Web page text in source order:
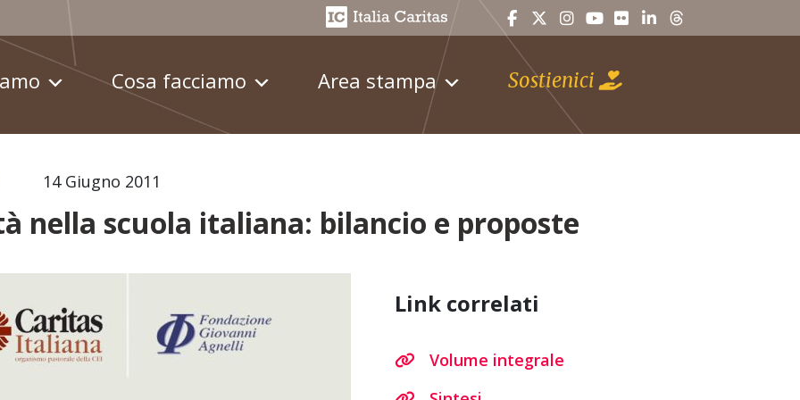
Cosa facciamo Area stampa Sostienici
14 Giugno 2011
nella scuola italiana: bilancio e proposte
Link correlati
Volume integrale